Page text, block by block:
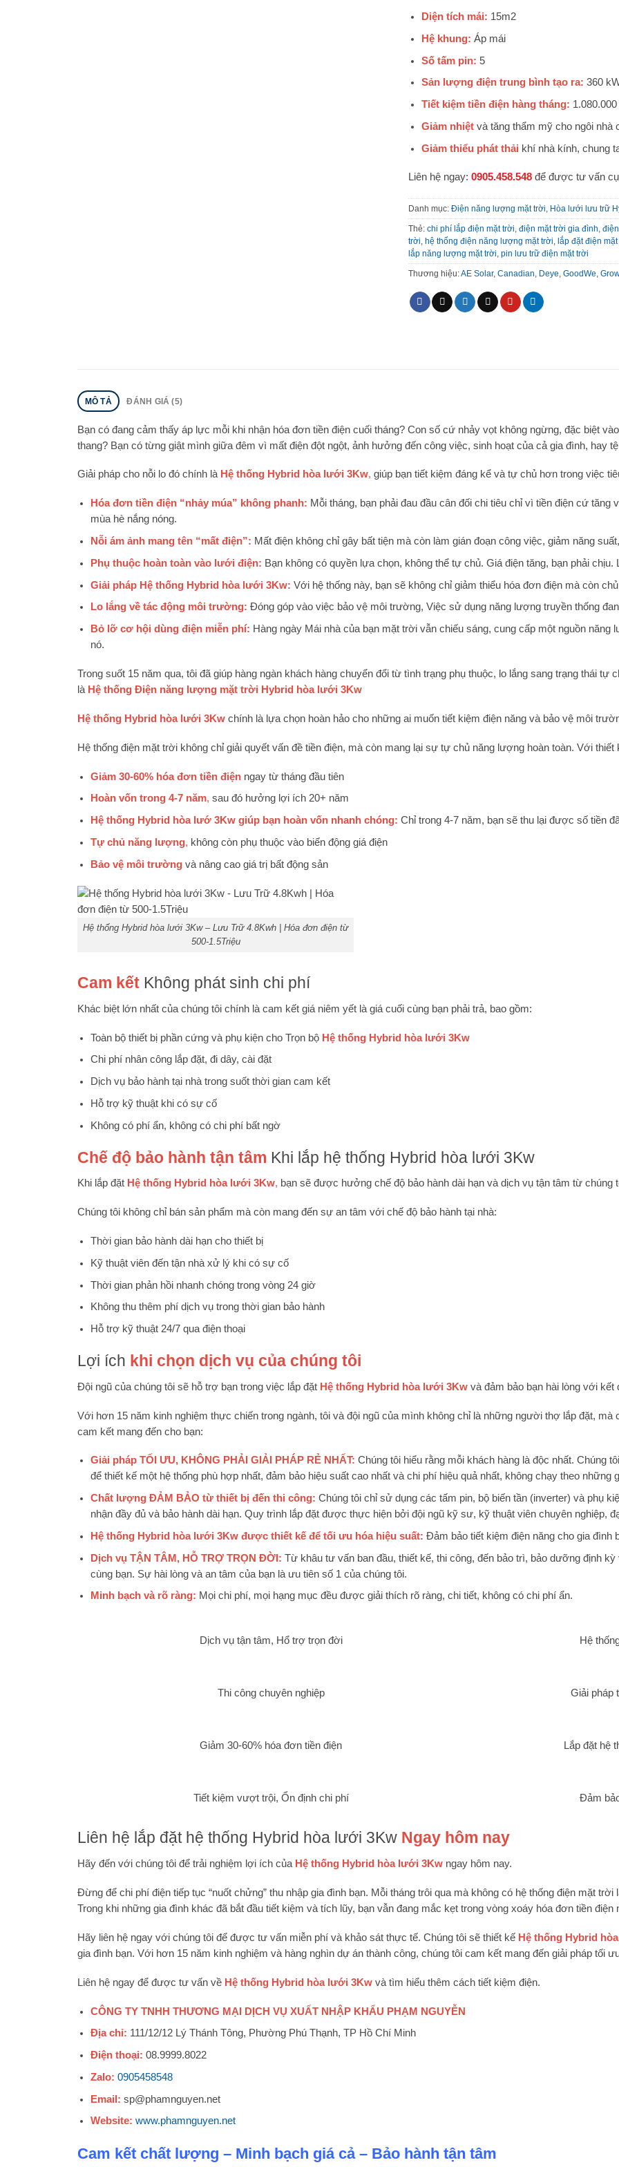
Diện tích mái: 15m2
Hệ khung: Áp mái
Số tấm pin: 5
Sản lượng điện trung bình tạo ra: 360
Tiết kiệm tiền điện hàng tháng: 1.080.000
Giảm nhiệt và tăng thẩm mỹ cho ngôi nhà
Giảm thiểu phát thải khí nhà kính, chung
Liên hệ ngay:0905.458.548 để được tư vấn
Danh mục:Điện năng lượng mặt trời Hòa lưới lưu trữ
Thẻ:chi phí lắp điện mặt trời ,điện mặt trời gia đình ,
trời
hệ thống điện năng lượng mặt trời
lắp đặt điện
lắp năng lượng mặt trời ,pin lưu trữ điện mặt trời
Thương hiệu:AE Solar,Canadian Deye ,GoodWe ,
MÔ TẢ ĐÁNH GIÁ (5)
Bạn có đang cảm thấy áp lực mỗi khi nhận hóa đơn tiền điện cuối tháng? Con số cứ nhảy vọt không ngừng, đặc biệt
thang? Bạn có từng giật mình giữa đêm vì mất điện đột ngột, ảnh hưởng đến công việc, sinh hoạt của cả gia đình, hay
Giải pháp cho nỗi lo đó chính là Hệ thống Hybrid hòa lưới 3Kw, giúp bạn tiết kiệm đáng kể và tự chủ hơn trong việc
Hóa đơn tiền điện “nhảy múa” không phanh: Mỗi tháng, bạn phải đau đầu cân đối chi tiêu chỉ vì tiền điện cứ
mùa hè nắng nóng.
Nỗi ám ảnh mang tên “mất điện”: Mất điện không chỉ gây bất tiện mà còn làm gián đoạn công việc, giảm năng
Phụ thuộc hoàn toàn vào lưới điện: Bạn không có quyền lựa chọn, không thể tự chủ. Giá điện tăng, bạn phải
Giải pháp Hệ thống Hybrid hòa lưới 3Kw: Với hệ thống này, bạn sẽ không chỉ giảm thiểu hóa đơn điện mà còn
Lo lắng về tác động môi trường: Đóng góp vào việc bảo vệ môi trường, Việc sử dụng năng lượng truyền thống
Bỏ lỡ cơ hội dùng điện miễn phí: Hàng ngày Mái nhà của bạn mặt trời vẫn chiếu sáng, cung cấp một nguồn
nó.
Trong suốt 15 năm qua, tôi đã giúp hàng ngàn khách hàng chuyển đổi từ tình trạng phụ thuộc, lo lắng sang trạng thái
là Hệ thống Điện năng lượng mặt trời Hybrid hòa lưới 3Kw
Hệ thống Hybrid hòa lưới 3Kw chính là lựa chọn hoàn hảo cho những ai muốn tiết kiệm điện năng và bảo vệ môi
Hệ thống điện mặt trời không chỉ giải quyết vấn đề tiền điện, mà còn mang lại sự tự chủ năng lượng hoàn toàn. Với thiết
Giảm 30-60% hóa đơn tiền điệnngay từ tháng đầu tiên
Hoàn vốn trong 4-7 năm, sau đó hưởng lợi ích 20+ năm
Hệ thống Hybrid hòa lướ 3Kw giúp bạn hoàn vốn nhanh chóng: Chỉ trong 4-7 năm, bạn sẽ thu lại được số tiền
Tự chủ năng lượng, không còn phụ thuộc vào biến động giá điện
Bảo vệ môi trườngvà nâng cao giá trị bất động sản
Hệ thống Hybrid hòa lưới 3Kw – Lưu Trữ 4.8Kwh | Hóa đơn điện từ
500-1.5Triệu
Cam kết Không phát sinh chi phí
Khác biệt lớn nhất của chúng tôi chính là cam kết giá niêm yết là giá cuối cùng bạn phải trả, bao gồm:
Toàn bộ thiết bị phần cứng và phụ kiện cho Trọn bộ Hệ thống Hybrid hòa lưới 3Kw
Chi phí nhân công lắp đặt, đi dây, cài đặt
Dịch vụ bảo hành tại nhà trong suốt thời gian cam kết
Hỗ trợ kỹ thuật khi có sự cố
Không có phí ẩn, không có chi phí bất ngờ
Chế độ bảo hành tận tâm Khi lắp hệ thống Hybrid hòa lưới 3Kw
Khi lắp đặt Hệ thống Hybrid hòa lưới 3Kw, bạn sẽ được hưởng chế độ bảo hành dài hạn và dịch vụ tận tâm từ chúng
Chúng tôi không chỉ bán sản phẩm mà còn mang đến sự an tâm với chế độ bảo hành tại nhà:
Thời gian bảo hành dài hạn cho thiết bị
Kỹ thuật viên đến tận nhà xử lý khi có sự cố
Thời gian phản hồi nhanh chóng trong vòng 24 giờ
Không thu thêm phí dịch vụ trong thời gian bảo hành
Hỗ trợ kỹ thuật 24/7 qua điện thoại
Lợi ích khi chọn dịch vụ của chúng tôi
Đội ngũ của chúng tôi sẽ hỗ trợ bạn trong việc lắp đặt Hệ thống Hybrid hòa lưới 3Kw và đảm bảo bạn hài lòng với kết
Với hơn 15 năm kinh nghiệm thực chiến trong ngành, tôi và đội ngũ của mình không chỉ là những người thợ lắp đặt,
cam kết mang đến cho bạn:
Giải pháp TỐI ƯU, KHÔNG PHẢI GIẢI PHÁP RẺ NHẤT: Chúng tôi hiểu rằng mỗi khách hàng là độc nhất. Chúng
để thiết kế một hệ thống phù hợp nhất, đảm bảo hiệu suất cao nhất và chi phí hiệu quả nhất, không chạy theo những
Chất lượng ĐẢM BẢO từ thiết bị đến thi công: Chúng tôi chỉ sử dụng các tấm pin, bộ biến tần (inverter) và phụ
nhận đầy đủ và bảo hành dài hạn. Quy trình lắp đặt được thực hiện bởi đội ngũ kỹ sư, kỹ thuật viên chuyên nghiệp,
Hệ thống Hybrid hòa lưới 3Kw được thiết kế để tối ưu hóa hiệu suất: Đảm bảo tiết kiệm điện năng cho gia đình
Dịch vụ TẬN TÂM, HỖ TRỢ TRỌN ĐỜI: Từ khâu tư vấn ban đầu, thiết kế, thi công, đến bảo trì, bảo dưỡng định
cùng bạn. Sự hài lòng và an tâm của bạn là ưu tiên số 1 của chúng tôi.
Minh bạch và rõ ràng: Mọi chi phí, mọi hạng mục đều được giải thích rõ ràng, chi tiết, không có chi phí ẩn.
Dịch vụ tận tâm, Hổ trợ trọn đời Hệ
Thi công chuyên nghiệp Giải pháp
Giảm 30-60% hóa đơn tiền điện Lắp đặt hệ
Tiết kiệm vượt trội, Ổn định chi phí Đảm
Liên hệ lắp đặt hệ thống Hybrid hòa lưới 3Kw Ngay hôm nay
Hãy đến với chúng tôi để trải nghiệm lợi ích của Hệ thống Hybrid hòa lưới 3Kw ngay hôm nay.
Đừng để chi phí điện tiếp tục “nuốt chửng” thu nhập gia đình bạn. Mỗi tháng trôi qua mà không có hệ thống điện mặt trời
Trong khi những gia đình khác đã bắt đầu tiết kiệm và tích lũy, bạn vẫn đang mắc kẹt trong vòng xoáy hóa đơn tiền điện
Hãy liên hệ ngay với chúng tôi để được tư vấn miễn phí và khảo sát thực tế. Chúng tôi sẽ thiết kế Hệ thống Hybrid
gia đình bạn. Với hơn 15 năm kinh nghiệm và hàng nghìn dự án thành công, chúng tôi cam kết mang đến giải pháp tối
Liên hệ ngay để được tư vấn về Hệ thống Hybrid hòa lưới 3Kw và tìm hiểu thêm cách tiết kiệm điện.
CÔNG TY TNHH THƯƠNG MẠI DỊCH VỤ XUẤT NHẬP KHẨU PHẠM NGUYỄN
Địa chỉ: 111/12/12 Lý Thánh Tông, Phường Phú Thạnh, TP Hồ Chí Minh
Điện thoại: 08.9999.8022
Zalo: 0905458548
Email: sp@phamnguyen.net
Website: www.phamnguyen.net
Cam kết chất lượng – Minh bạch giá cả – Bảo hành tận tâm